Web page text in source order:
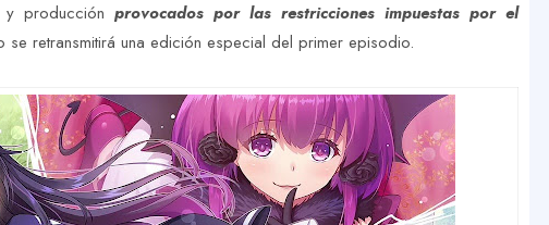
producción provocados por las restricciones impuestas por el
retransmitirá una edición especial del primer episodio.